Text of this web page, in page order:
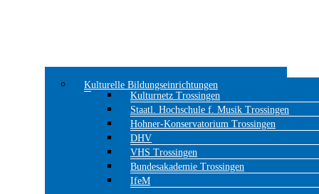
Kulturelle Bildungseinrichtungen
Kulturnetz Trossingen
Staatl. Hochschule f. Musik Trossingen
Hohner-Konservatorium Trossingen
DHV
VHS Trossingen
Bundesakademie Trossingen
IfeM